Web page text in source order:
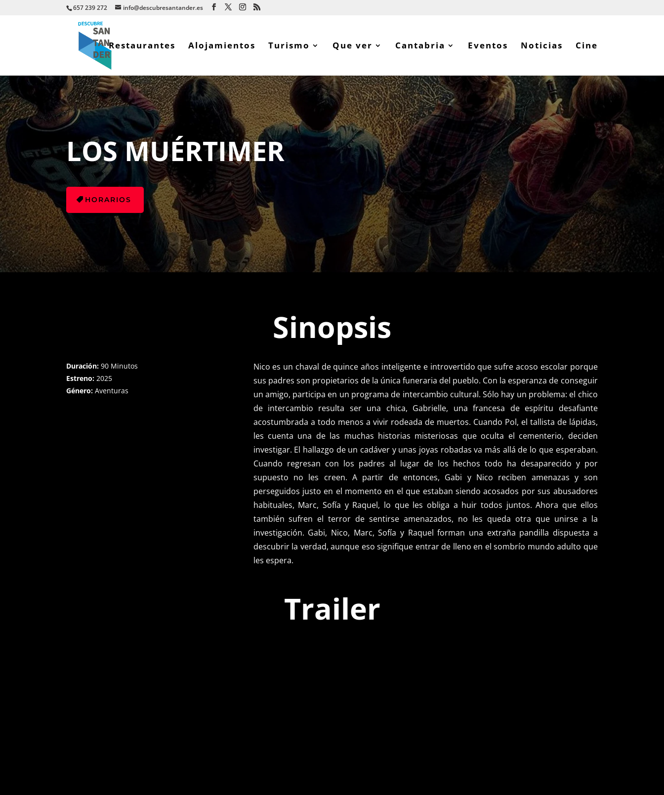
657 239 272 info@descubresantander.es
Restaurantes Alojamientos Turismo Que ver Cantabria Eventos Noticias Cine
LOS MUÉRTIMER
HORARIOS
Sinopsis
Duración: 90 Minutos
Estreno: 2025
Género: Aventuras
Nico es un chaval de quince años inteligente e introvertido que sufre acoso escolar porque
sus padres son propietarios de la única funeraria del pueblo. Con la esperanza de conseguir
un amigo, participa en un programa de intercambio cultural. Sólo hay un problema: el chico
de intercambio resulta ser una chica, Gabrielle, una francesa de espíritu desafiante
acostumbrada a todo menos a vivir rodeada de muertos. Cuando Pol, el tallista de lápidas,
les cuenta una de las muchas historias misteriosas que oculta el cementerio, deciden
investigar. El hallazgo de un cadáver y unas joyas robadas va más allá de lo que esperaban.
Cuando regresan con los padres al lugar de los hechos todo ha desaparecido y por
supuesto no les creen. A partir de entonces, Gabi y Nico reciben amenazas y son
perseguidos justo en el momento en el que estaban siendo acosados por sus abusadores
habituales, Marc, Sofía y Raquel, lo que les obliga a huir todos juntos. Ahora que ellos
también sufren el terror de sentirse amenazados, no les queda otra que unirse a la
investigación. Gabi, Nico, Marc, Sofía y Raquel forman una extraña pandilla dispuesta a
descubrir la verdad, aunque eso signifique entrar de lleno en el sombrío mundo adulto que
les espera.
Trailer